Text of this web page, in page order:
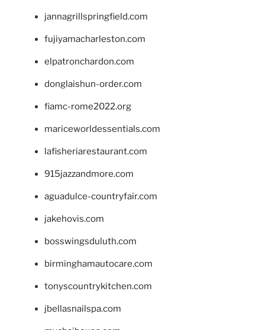
jannagrillspringfield.com
fujiyamacharleston.com
elpatronchardon.com
donglaishun-order.com
fiamc-rome2022.org
mariceworldessentials.com
lafisheriarestaurant.com
915jazzandmore.com
aguadulce-countryfair.com
jakehovis.com
bosswingsduluth.com
birminghamautocare.com
tonyscountrykitchen.com
jbellasnailspa.com